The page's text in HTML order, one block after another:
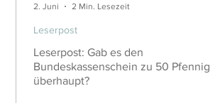
2. Juni
2 Min. Lesezeit
Leserpost
Leserpost: Gab es den
Bundeskassenschein zu 50 Pfennig
überhaupt?